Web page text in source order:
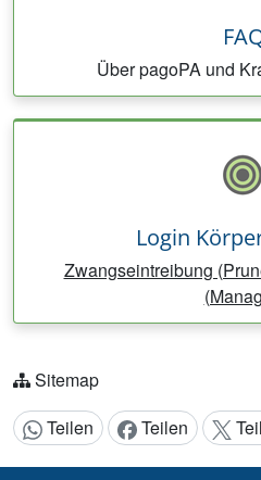
Über pagoPA und
Login
Zwangseintreibung
Sitemap
Inhalt teilen:
Teilen Teilen